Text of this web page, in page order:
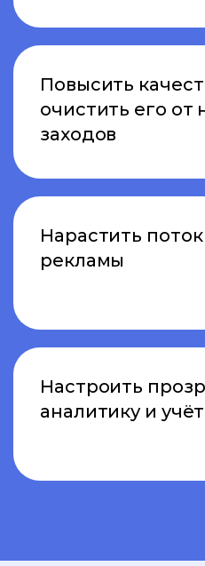
Повысить
очистить его от
заходов
Нарастить поток
рекламы
Настроить
аналитику и